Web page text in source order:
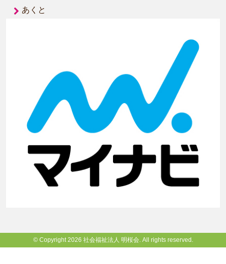
あくと
© Copyright 2026 社会福祉法人 明桜会. All rights reserved.